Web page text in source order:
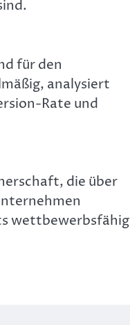
für den
analysiert
Rate und
die über
wettbewerbsfähig